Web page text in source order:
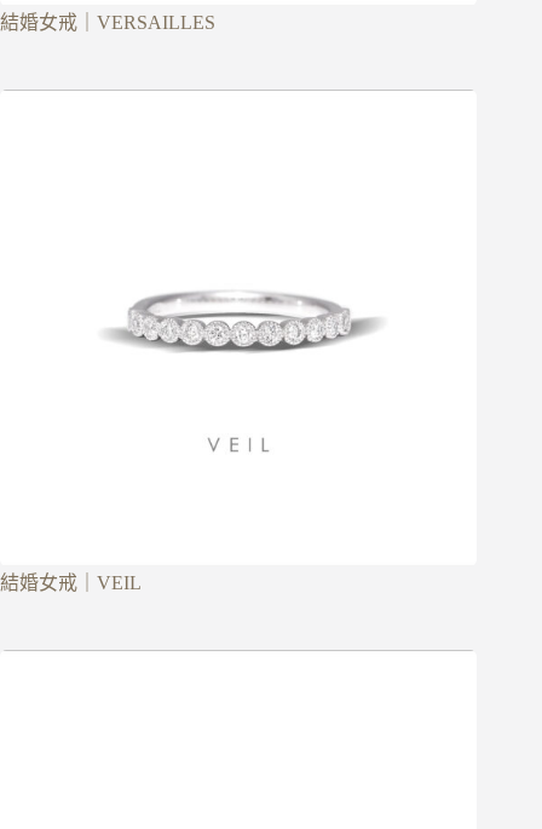
結婚女戒｜VERSAILLES
結婚女戒｜VEIL